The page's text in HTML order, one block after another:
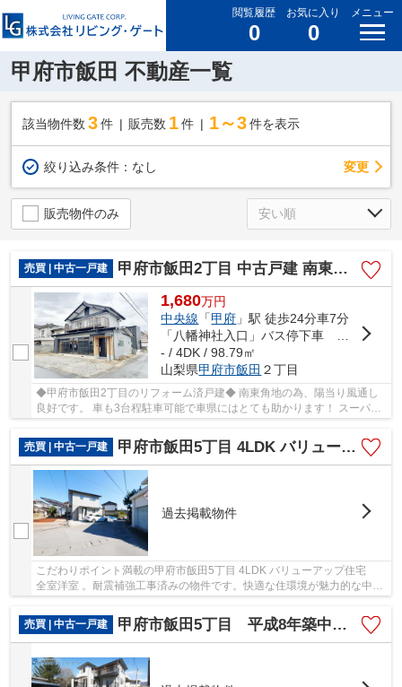
閲覧履歴
0
お気に入り
0
メニュー
甲府市飯田 不動産一覧
該当物件数 3件 販売数 1 件 1～3 件を表示
絞り込み条件： なし 変更
販売物件のみ
売買 | 中古一戸建 甲府市飯田2丁目 中古戸建 南東角地 都市ガス 車3台駐車可
1,680万円
中央線 「甲府 」駅 徒歩24分車7分
「八幡神社入口」バス停下車 徒歩2分
- / 4DK / 98.79㎡
山梨県甲府市飯田 ２丁目
◆甲府市飯田2丁目のリフォーム済戸建◆ 南東角地の為、陽当り風通し
良好です。 車も3台程駐車可能で車県にはとても助かります！ スーパ
売買 | 中古一戸建
甲府市飯田5丁目 4LDK バリューアップ住宅 全室洋室
過去掲載物件
こだわりポイント満載の甲府市飯田5丁目 4LDK バリューアップ住宅
全室洋室 。耐震補強工事済みの物件です。快適な住環境が魅力的な中古
売買 | 中古一戸建
甲府市飯田5丁目 平成8年築中古戸建 大変綺麗な内外装